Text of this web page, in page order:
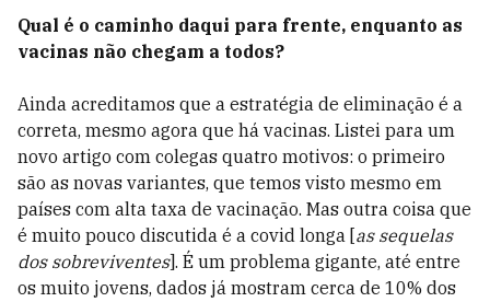
Qual é o caminho daqui para frente, enquanto as
vacinas não chegam a todos?
Ainda acreditamos que a estratégia de eliminação é a
correta, mesmo agora que há vacinas. Listei para um
novo artigo com colegas quatro motivos: o primeiro
são as novas variantes, que temos visto mesmo em
países com alta taxa de vacinação. Mas outra coisa que
é muito pouco discutida é a covid longa [as sequelas
dos sobreviventes]. É um problema gigante, até entre
os muito jovens, dados já mostram cerca de 10% dos